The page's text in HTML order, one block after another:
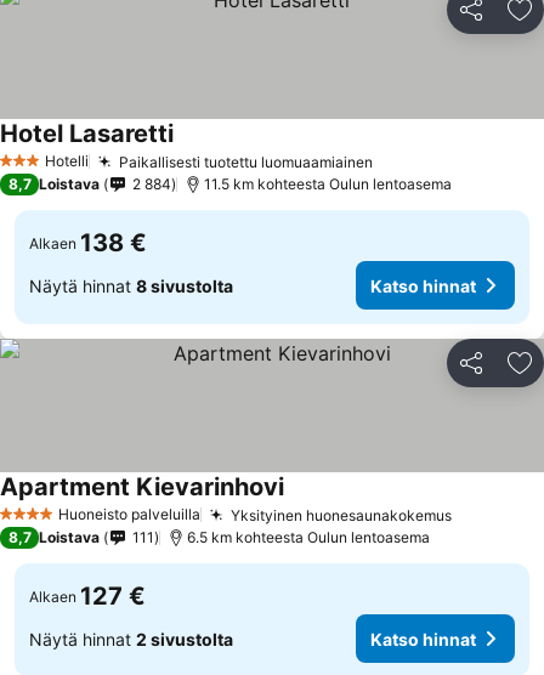
Jaa
3 Tähtiluokitus
Hotelli Paikallisesti tuotettu luomuaamiainen
Hotel Lasaretti
8,7 Loistava 2 884 11.5 km kohteesta Oulun lentoasema
Alkaen 138 €
Näytä hinnat 8 sivustolta Katso hinnat
Jaa
4 TähtiluokitusHuoneisto palveluilla Yksityinen huonesaunakokemus
Apartment Kievarinhovi
8,7 Loistava 111 6.5 km kohteesta Oulun lentoasema
Alkaen 127 €
Näytä hinnat 2 sivustolta Katso hinnat